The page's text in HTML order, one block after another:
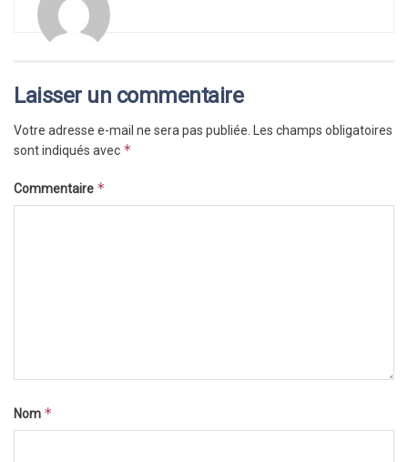
Laisser un commentaire
Votre adresse e-mail ne sera pas publiée.
Les champs obligatoires
sont indiqués avec *
Commentaire *
Nom *